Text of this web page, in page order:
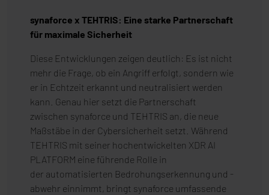
synaforce x TEHTRIS: Eine starke Partnerschaft
für maximale Sicherheit
Diese Entwicklungen zeigen deutlich: Es ist nicht
mehr die Frage, ob ein Angriff erfolgt, sondern wie
er in Echtzeit erkannt und neutralisiert werden
kann. Genau hier setzt die Partnerschaft
zwischen synaforce und TEHTRIS an, die neue
Maßstäbe in der Cybersicherheit setzt. Während
TEHTRIS mit seiner hochentwickelten XDR AI
PLATFORM eine führende Rolle in
der automatisierten Bedrohungserkennung und -
abwehr einnimmt, bringt synaforce umfassende